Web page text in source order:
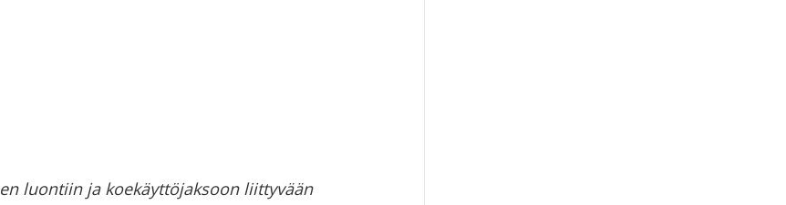
luontiin ja koekäyttöjaksoon liittyvään